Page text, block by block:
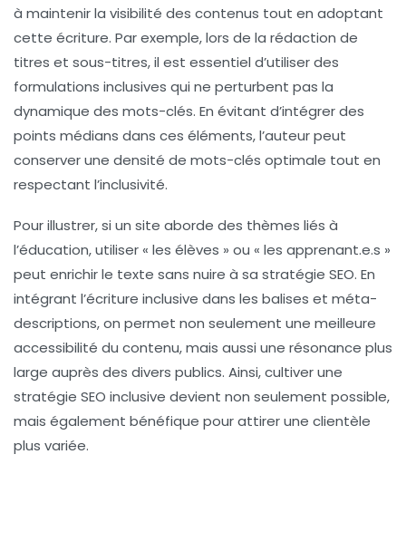
à maintenir la visibilité des contenus tout en adoptant
cette écriture. Par exemple, lors de la rédaction de
titres et sous-titres, il est essentiel d’utiliser des
formulations inclusives qui ne perturbent pas la
dynamique des mots-clés. En évitant d’intégrer des
points médians dans ces éléments, l’auteur peut
conserver une densité de mots-clés optimale tout en
respectant l’inclusivité.
Pour illustrer, si un site aborde des thèmes liés à
l’éducation, utiliser « les élèves » ou « les apprenant.e.s »
peut enrichir le texte sans nuire à sa stratégie SEO. En
intégrant l’écriture inclusive dans les balises et méta-
descriptions, on permet non seulement une meilleure
accessibilité du contenu, mais aussi une résonance plus
large auprès des divers publics. Ainsi, cultiver une
stratégie SEO inclusive devient non seulement possible,
mais également bénéfique pour attirer une clientèle
plus variée.